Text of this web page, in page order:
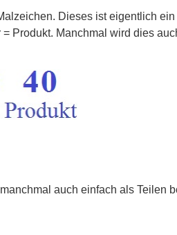
Dieses ist eigentlich
Produkt. Manchmal wird dies
auch einfach als